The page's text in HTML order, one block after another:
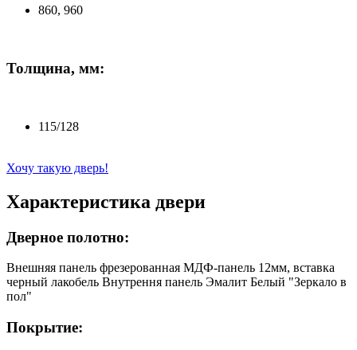
860, 960
Толщина, мм:
115/128
Хочу такую дверь!
Характеристика двери
Дверное полотно:
Внешняя панель фрезерованная МДФ-панель 12мм, вставка
черный лакобель Внутрення панель Эмалит Белый "Зеркало в
пол"
Покрытие: